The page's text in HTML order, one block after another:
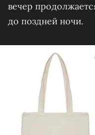
вечер
до поздней ночи.